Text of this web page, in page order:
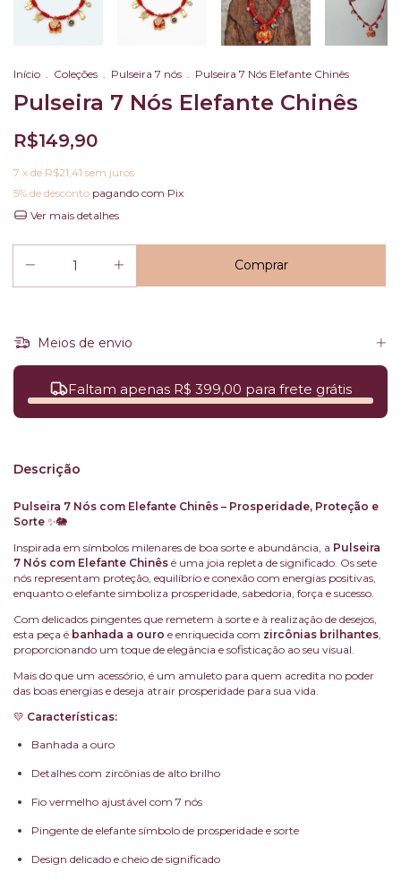
Início Coleções Pulseira 7 nós Pulseira 7 Nós Elefante Chinês
Pulseira 7 Nós Elefante Chinês
R$149,90
7 x de R$21,41 sem juros
5% de desconto pagando com Pix
Ver mais detalhes
Meios de envio
Faltam apenas R$ 399,00 para frete grátis
Descrição
Pulseira 7 Nós com Elefante Chinês – Prosperidade, Proteção e
Sorte ✨🐘
Inspirada em símbolos milenares de boa sorte e abundância, a Pulseira
7 Nós com Elefante Chinês é uma joia repleta de significado. Os sete
nós representam proteção, equilíbrio e conexão com energias positivas,
enquanto o elefante simboliza prosperidade, sabedoria, força e sucesso.
Com delicados pingentes que remetem à sorte e à realização de desejos,
esta peça é banhada a ouro e enriquecida com zircônias brilhantes,
proporcionando um toque de elegância e sofisticação ao seu visual.
Mais do que um acessório, é um amuleto para quem acredita no poder
das boas energias e deseja atrair prosperidade para sua vida.
💛 Características:
Banhada a ouro
Detalhes com zircônias de alto brilho
Fio vermelho ajustável com 7 nós
Pingente de elefante símbolo de prosperidade e sorte
Design delicado e cheio de significado